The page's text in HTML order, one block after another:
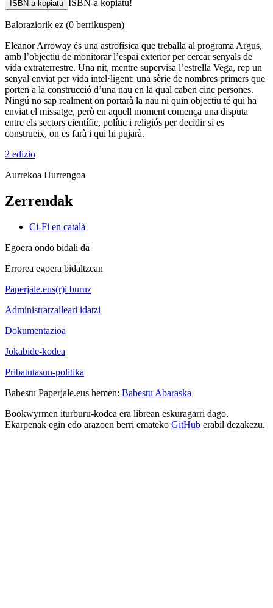
ISBN-a kopiatu ISBN-a kopiatu!
Baloraziorik ez (0 berrikuspen)
Eleanor Arroway és una astrofísica que treballa al programa Argus,
amb l’objectiu de monitorar l’espai exterior per cercar senyals de
vida extraterrestre. Una nit, mentre supervisa l’estrella Vega, rep un
senyal enviat per vida intel·ligent: una sèrie de nombres primers que
porten a la construcció d’una nau en la qual caben cinc persones.
Ningú no sap realment on portarà la nau ni quin objectiu té qui ha
enviat el missatge, però en aquell moment comença una disputa
entre els sectors científic, polític i religiós per decidir si es
construeix, on es farà i qui hi pujarà.
2 edizio
Aurrekoa Hurrengoa
Zerrendak
Ci-Fi en català
Egoera ondo bidali da
Errorea egoera bidaltzean
Paperjale.eus(r)i buruz
Administratzaileari idatzi
Dokumentazioa
Jokabide-kodea
Pribatutasun-politika
Babestu Paperjale.eus hemen: Babestu Abaraska
Bookwyrmen iturburu-kodea era librean eskuragarri dago.
Ekarpenak egin edo arazoen berri emateko GitHub erabil dezakezu.